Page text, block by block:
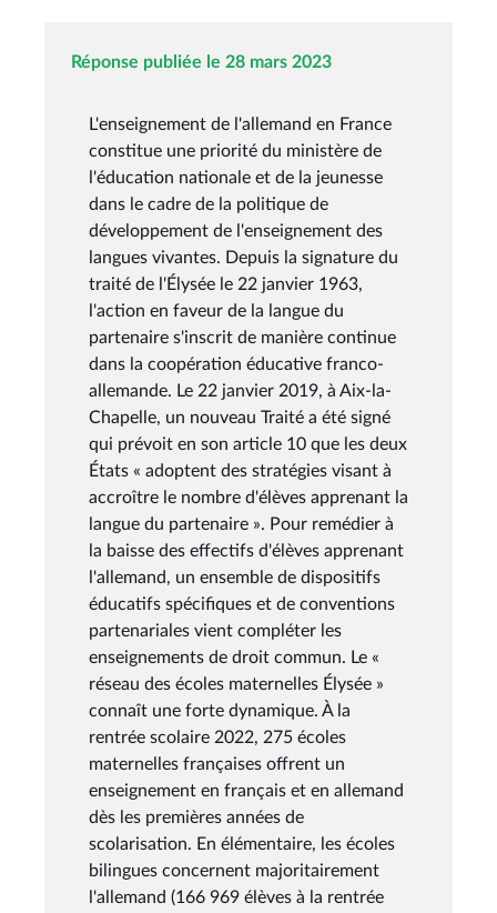
Réponse publiée le 28 mars 2023
L'enseignement de l'allemand en France
constitue une priorité du ministère de
l'éducation nationale et de la jeunesse
dans le cadre de la politique de
développement de l'enseignement des
langues vivantes. Depuis la signature du
traité de l'Élysée le 22 janvier 1963,
l'action en faveur de la langue du
partenaire s'inscrit de manière continue
dans la coopération éducative franco-
allemande. Le 22 janvier 2019, à Aix-la-
Chapelle, un nouveau Traité a été signé
qui prévoit en son article 10 que les deux
États « adoptent des stratégies visant à
accroître le nombre d'élèves apprenant la
langue du partenaire ». Pour remédier à
la baisse des effectifs d'élèves apprenant
l'allemand, un ensemble de dispositifs
éducatifs spécifiques et de conventions
partenariales vient compléter les
enseignements de droit commun. Le «
réseau des écoles maternelles Élysée »
connaît une forte dynamique. À la
rentrée scolaire 2022, 275 écoles
maternelles françaises offrent un
enseignement en français et en allemand
dès les premières années de
scolarisation. En élémentaire, les écoles
bilingues concernent majoritairement
l'allemand (166 969 élèves à la rentrée